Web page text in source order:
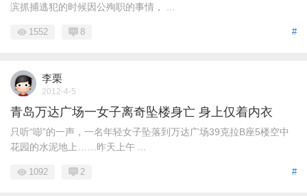
滨抓捕逃犯的时候因公殉职的事情， ...
#
1552 8
李栗
2012-4-5
青岛万达广场一女子离奇坠楼身亡 身上仅着内衣
只听“嘭”的一声，一名年轻女子坠落到万达广场39克拉B座5楼空中
花园的水泥地上……昨天上午 ...
#
1092 2